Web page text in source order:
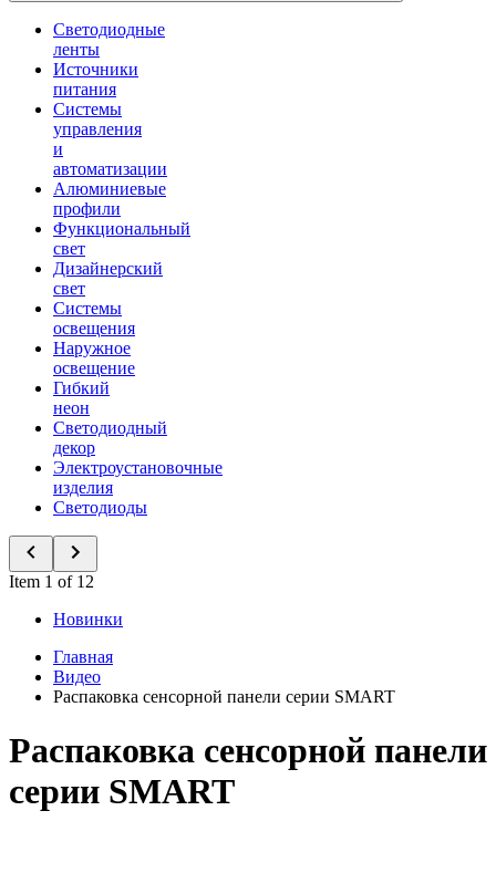
Светодиодные
ленты
Источники
питания
Системы
управления
и
автоматизации
Алюминиевые
профили
Функциональный
свет
Дизайнерский
свет
Системы
освещения
Наружное
освещение
Гибкий
неон
Светодиодный
декор
Электроустановочные
изделия
Светодиоды
Item 1 of 12
Новинки
Главная
Видео
Распаковка сенсорной панели серии SMART
Распаковка сенсорной панели
серии SMART